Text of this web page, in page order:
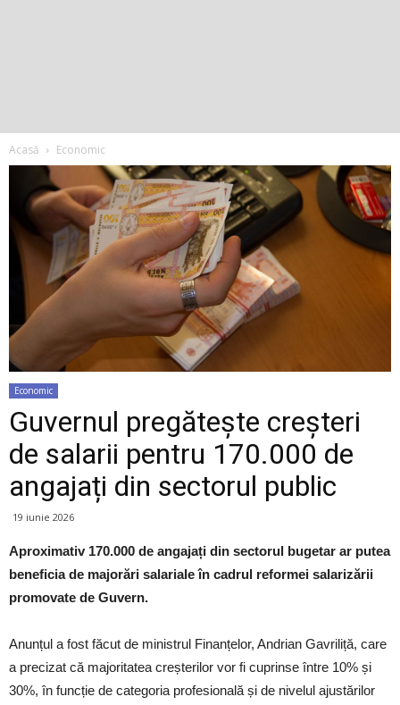
Acasă Economic
Economic
Guvernul pregătește creșteri
de salarii pentru 170.000 de
angajați din sectorul public
19 iunie 2026
Aproximativ 170.000 de angajați din sectorul bugetar ar putea
beneficia de majorări salariale în cadrul reformei salarizării
promovate de Guvern.
Anunțul a fost făcut de ministrul Finanțelor, Andrian Gavriliță, care
a precizat că majoritatea creșterilor vor fi cuprinse între 10% și
30%, în funcție de categoria profesională și de nivelul ajustărilor